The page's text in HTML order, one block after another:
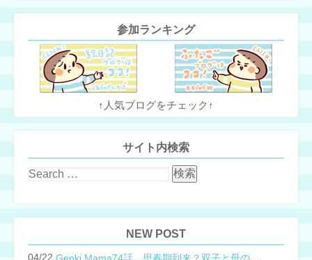
参加ランキング
↑人気ブログをチェック↑
サイト内検索
NEW POST
04/22